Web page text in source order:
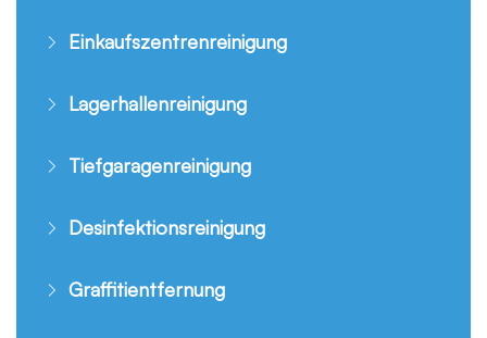
Einkaufszentrenreinigung
Lagerhallenreinigung
Tiefgaragenreinigung
Desinfektionsreinigung
Graffitientfernung